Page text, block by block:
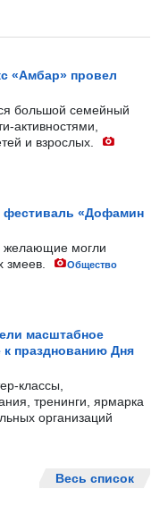
«Амбар» провел
большой семейный
активностями,
и взрослых.
«Дофамин
желающие могли
змеев.
Общество
масштабное
к празднованию Дня
классы,
тренинги, ярмарка
организаций
Весь список